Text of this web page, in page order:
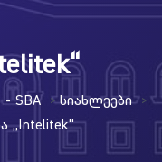
SBA >Სიახლეები >
„intelitek“